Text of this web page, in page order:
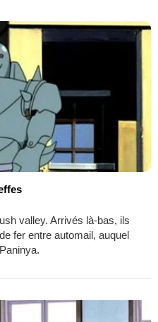
valley. Arrivés là-bas, ils
fer entre automail, auquel